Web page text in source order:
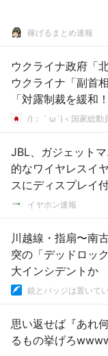
稼げるまとめ速報
ウクライナ政府「
ウクライナ「副首
「対露制裁を緩和
り露産原油輸入！
/)；｀ω´)＜国家総動
JBL、ガジェット
的なワイヤレスイ
スにディスプレイ
2」イヤホン速報
川越線・指扇〜南
突の「デッドロッ
大インシデントか
銃とバッジは置いて
思い返せば『あれ
るもの挙げろ